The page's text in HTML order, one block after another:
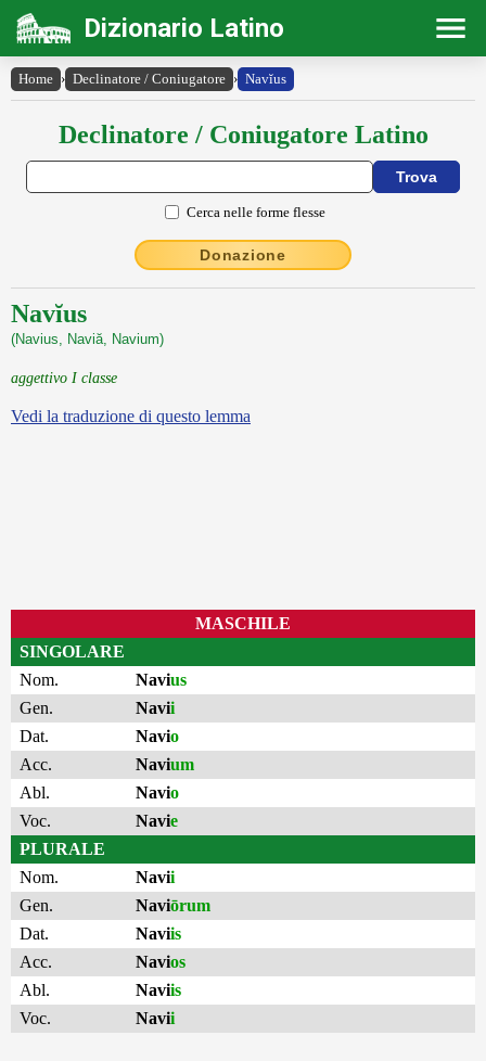
Dizionario Latino
Home › Declinatore / Coniugatore › Navĭus
Declinatore / Coniugatore Latino
Cerca nelle forme flesse
Donazione
Navĭus
(Navius, Naviă, Navium)
aggettivo I classe
Vedi la traduzione di questo lemma
MASCHILE
SINGOLARE
Nom.
Navius
Gen.
Navii
Dat.
Navio
Acc.
Navium
Abl.
Navio
Voc.
Navie
PLURALE
Nom.
Navii
Gen.
Naviōrum
Dat.
Naviis
Acc.
Navios
Abl.
Naviis
Voc.
Navii